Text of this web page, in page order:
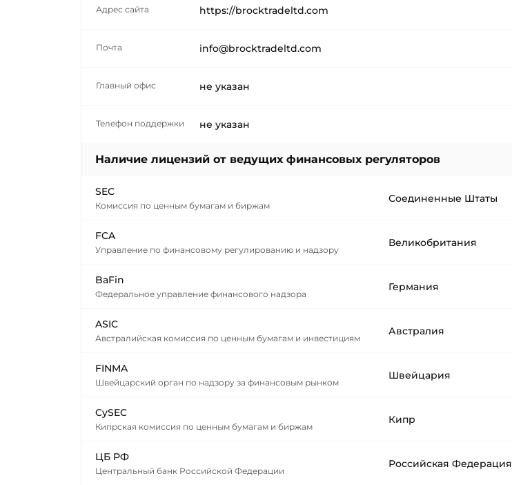
Адрес сайта https://brocktradeltd.com
Почта info@brocktradeltd.com
Главный офис не указан
Телефон поддержки не указан
Наличие лицензий от ведущих финансовых регуляторов
SEC
Комиссия по ценным бумагам и биржам
Соединенные Штаты
FCA
Управление по финансовому регулированию и надзору
Великобритания
BaFin
Федеральное управление финансового надзора
Германия
ASIC
Австралийская комиссия по ценным бумагам и инвестициям
Австралия
FINMA
Швейцарский орган по надзору за финансовым рынком
Швейцария
CySEC
Кипрская комиссия по ценным бумагам и биржам
Кипр
ЦБ РФ
Центральный банк Российской Федерации
Российская Федерация